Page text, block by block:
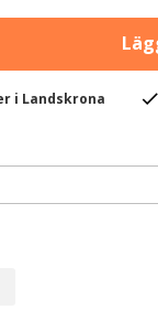
i Landskrona check